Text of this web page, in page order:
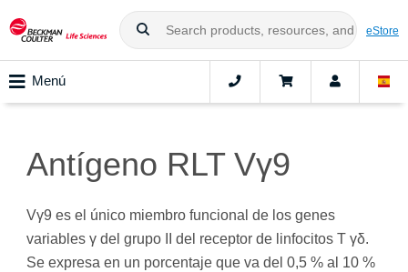
eStore
Menú
Antígeno RLT Vγ9
Vγ9 es el único miembro funcional de los genes
variables γ del grupo II del receptor de linfocitos T γδ.
Se expresa en un porcentaje que va del 0,5 % al 10 %